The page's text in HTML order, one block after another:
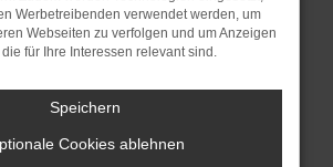
dass dein Browser und dein
auf dem neuesten Stand
sondern kann auch dazu
Werbetreibenden verwendet werden, um
Webseiten zu verfolgen und um Anzeigen
für Ihre Interessen relevant sind.
Speichern
Cookies ablehnen